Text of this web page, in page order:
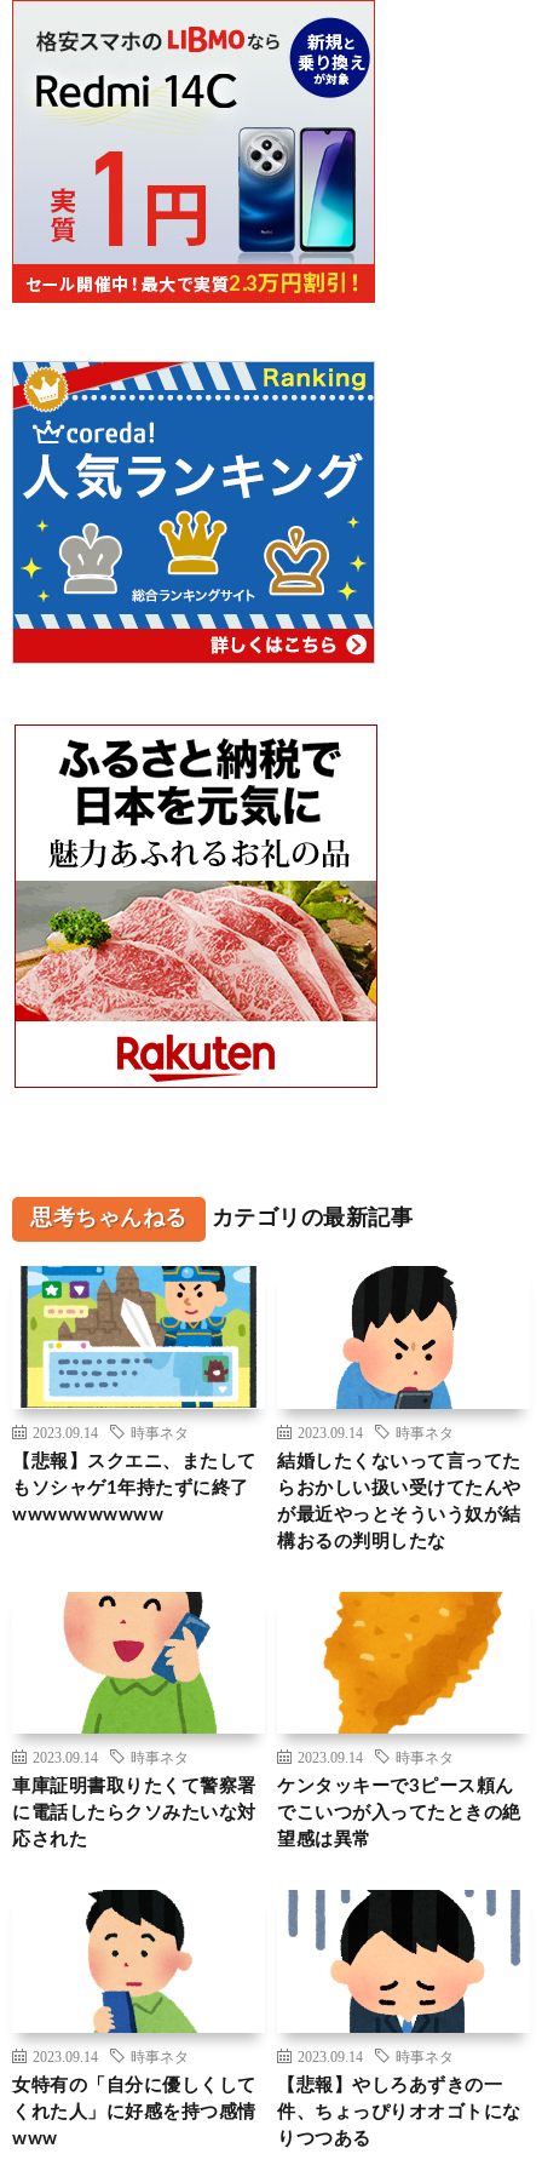
思考ちゃんねる カテゴリの最新記事
2023.09.14 時事ネタ
【悲報】スクエニ、またして
もソシャゲ1年持たずに終了
wwwwwwwwww
2023.09.14 時事ネタ
結婚したくないって言ってた
らおかしい扱い受けてたんや
が最近やっとそういう奴が結
構おるの判明したな
2023.09.14 時事ネタ
車庫証明書取りたくて警察署
に電話したらクソみたいな対
応された
2023.09.14 時事ネタ
ケンタッキーで3ピース頼ん
でこいつが入ってたときの絶
望感は異常
2023.09.14 時事ネタ
女特有の「自分に優しくして
くれた人」に好感を持つ感情
www
2023.09.14 時事ネタ
【悲報】やしろあずきの一
件、ちょっぴりオオゴトにな
りつつある